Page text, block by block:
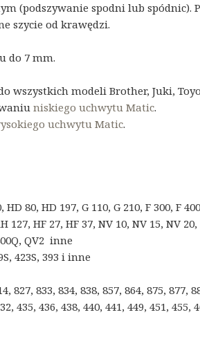
(podszywanie spodni lub spódnic).
szycie od krawędzi.
do 7 mm.
wszystkich modeli Brother, Juki,
niskiego uchwytu Matic.
uchwytu Matic.
80, HD 197, G 110, G 210, F 300, F
127, HF 27, HF 37, NV 10, NV 15, NV
QV2 inne
423S, 393 i inne
833, 834, 838, 857, 864, 875, 877,
435, 436, 438, 440, 441, 449, 451, 455,